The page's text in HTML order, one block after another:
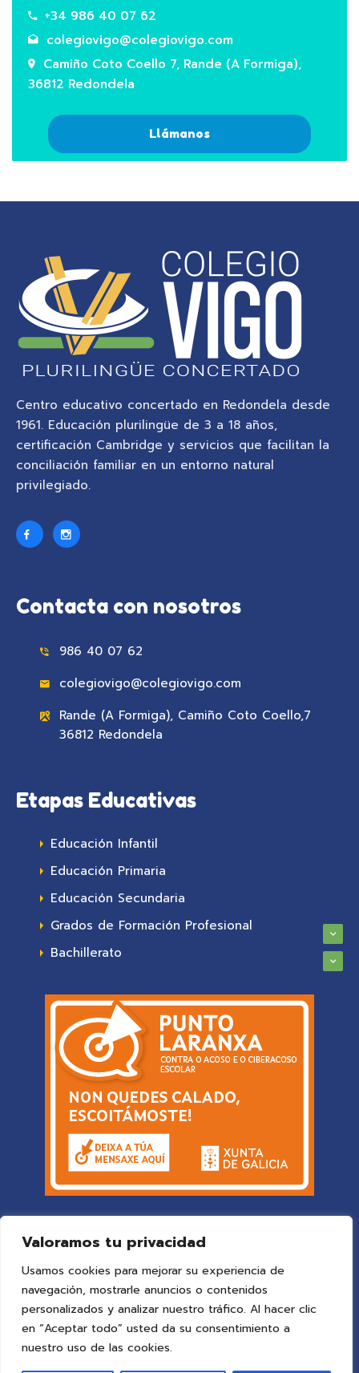
Valoramos tu privacidad
Usamos cookies para mejorar su experiencia de
navegación, mostrarle anuncios o contenidos
personalizados y analizar nuestro tráfico. Al hacer clic
en “Aceptar todo” usted da su consentimiento a
nuestro uso de las cookies.
+34 986 40 07 62
colegiovigo@colegiovigo.com
Camiño Coto Coello 7, Rande (A Formiga),
36812 Redondela
Llámanos
Centro educativo concertado en Redondela desde
1961. Educación plurilingüe de 3 a 18 años,
certificación Cambridge y servicios que facilitan la
conciliación familiar en un entorno natural
privilegiado.
Contacta con nosotros
986 40 07 62
colegiovigo@colegiovigo.com
Rande (A Formiga), Camiño Coto Coello,7
36812 Redondela
Etapas Educativas
Educación Infantil
Educación Primaria
Educación Secundaria
Grados de Formación Profesional
Bachillerato
© 2025 Colegio Vigoby ideaspropias publicidad&web
Todos los derechos reservados.